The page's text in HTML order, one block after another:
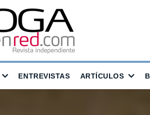
ENTREVISTAS ARTÍCULOS